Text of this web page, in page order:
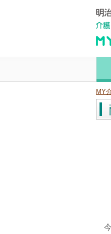
MY
今